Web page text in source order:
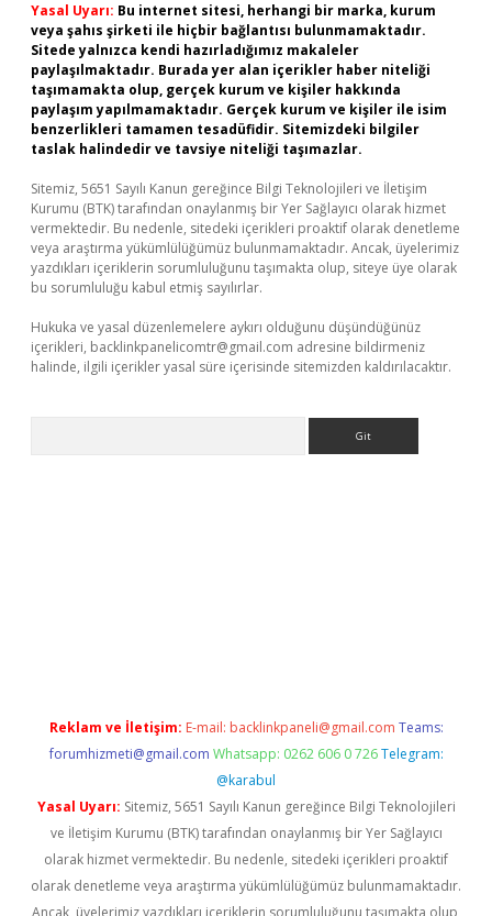
Yasal Uyarı: Bu internet sitesi, herhangi bir marka, kurum
veya şahıs şirketi ile hiçbir bağlantısı bulunmamaktadır.
Sitede yalnızca kendi hazırladığımız makaleler
paylaşılmaktadır. Burada yer alan içerikler haber niteliği
taşımamakta olup, gerçek kurum ve kişiler hakkında
paylaşım yapılmamaktadır. Gerçek kurum ve kişiler ile isim
benzerlikleri tamamen tesadüfidir. Sitemizdeki bilgiler
taslak halindedir ve tavsiye niteliği taşımazlar.
Sitemiz, 5651 Sayılı Kanun gereğince Bilgi Teknolojileri ve İletişim
Kurumu (BTK) tarafından onaylanmış bir Yer Sağlayıcı olarak hizmet
vermektedir. Bu nedenle, sitedeki içerikleri proaktif olarak denetleme
veya araştırma yükümlülüğümüz bulunmamaktadır. Ancak, üyelerimiz
yazdıkları içeriklerin sorumluluğunu taşımakta olup, siteye üye olarak
bu sorumluluğu kabul etmiş sayılırlar.
Hukuka ve yasal düzenlemelere aykırı olduğunu düşündüğünüz
içerikleri, backlinkpanelicomtr@gmail.com adresine bildirmeniz
halinde, ilgili içerikler yasal süre içerisinde sitemizden kaldırılacaktır.
Reklam ve İletişim: E-mail: backlinkpaneli@gmail.com Teams:
forumhizmeti@gmail.com Whatsapp: 0262 606 0 726 Telegram:
@karabul
Yasal Uyarı: Sitemiz, 5651 Sayılı Kanun gereğince Bilgi Teknolojileri
ve İletişim Kurumu (BTK) tarafından onaylanmış bir Yer Sağlayıcı
olarak hizmet vermektedir. Bu nedenle, sitedeki içerikleri proaktif
olarak denetleme veya araştırma yükümlülüğümüz bulunmamaktadır.
Ancak, üyelerimiz yazdıkları içeriklerin sorumluluğunu taşımakta olup,